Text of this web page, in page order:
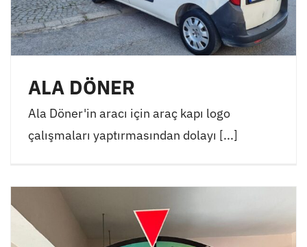
ALA DÖNER
Ala Döner'in aracı için araç kapı logo
çalışmaları yaptırmasından dolayı [...]